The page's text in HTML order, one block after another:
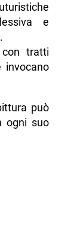
e
tratti
invocano
può
ogni suo